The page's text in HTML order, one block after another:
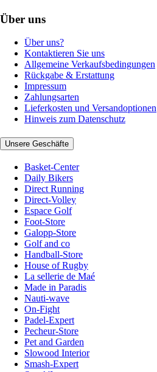
Über uns
Über uns?
Kontaktieren Sie uns
Allgemeine Verkaufsbedingungen
Rückgabe & Erstattung
Impressum
Zahlungsarten
Lieferkosten und Versandoptionen
Hinweis zum Datenschutz
Unsere Geschäfte
Basket-Center
Daily Bikers
Direct Running
Direct-Volley
Espace Golf
Foot-Store
Galopp-Store
Golf and co
Handball-Store
House of Rugby
La sellerie de Maé
Made in Paradis
Nauti-wave
On-Fight
Padel-Expert
Pecheur-Store
Pet and Garden
Slowood Interior
Smash-Expert